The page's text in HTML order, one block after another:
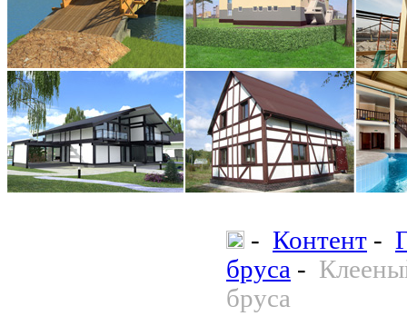
- Контент -
бруса -
бруса